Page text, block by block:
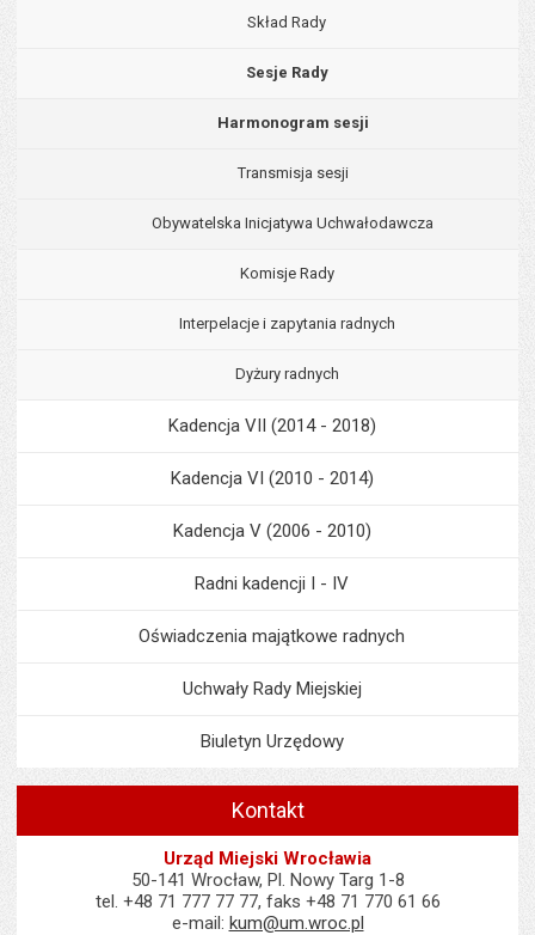
Skład Rady
Sesje Rady
Harmonogram sesji
Transmisja sesji
Obywatelska Inicjatywa Uchwałodawcza
Komisje Rady
Interpelacje i zapytania radnych
Dyżury radnych
Kadencja VII (2014 - 2018)
Kadencja VI (2010 - 2014)
Kadencja V (2006 - 2010)
Radni kadencji I - IV
Oświadczenia majątkowe radnych
Uchwały Rady Miejskiej
Biuletyn Urzędowy
Kontakt
Urząd Miejski Wrocławia
50-141 Wrocław, Pl. Nowy Targ 1-8
tel. +48 71 777 77 77, faks +48 71 770 61 66
e-mail: kum@um.wroc.pl